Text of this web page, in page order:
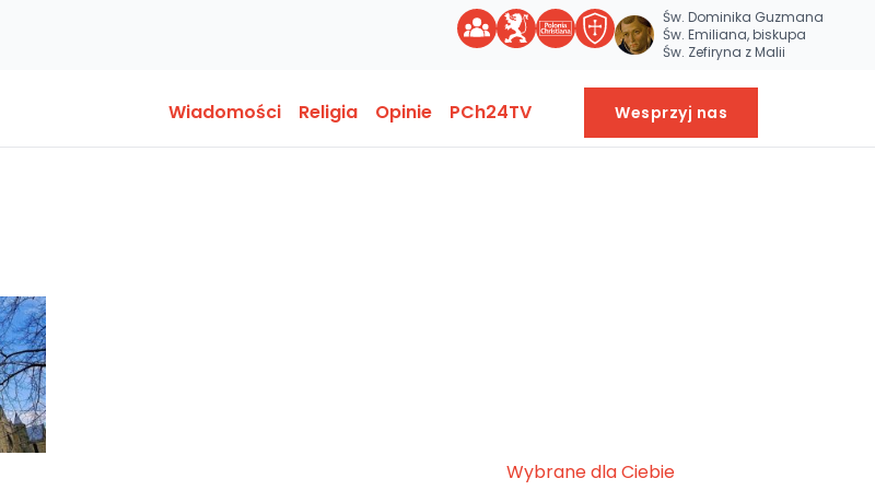
Św. Dominika Guzmana
Św. Emiliana, biskupa
Św. Zefiryna z Malii
Wiadomości Religia Opinie PCh24TV Wesprzyj nas
Wybrane dla Ciebie